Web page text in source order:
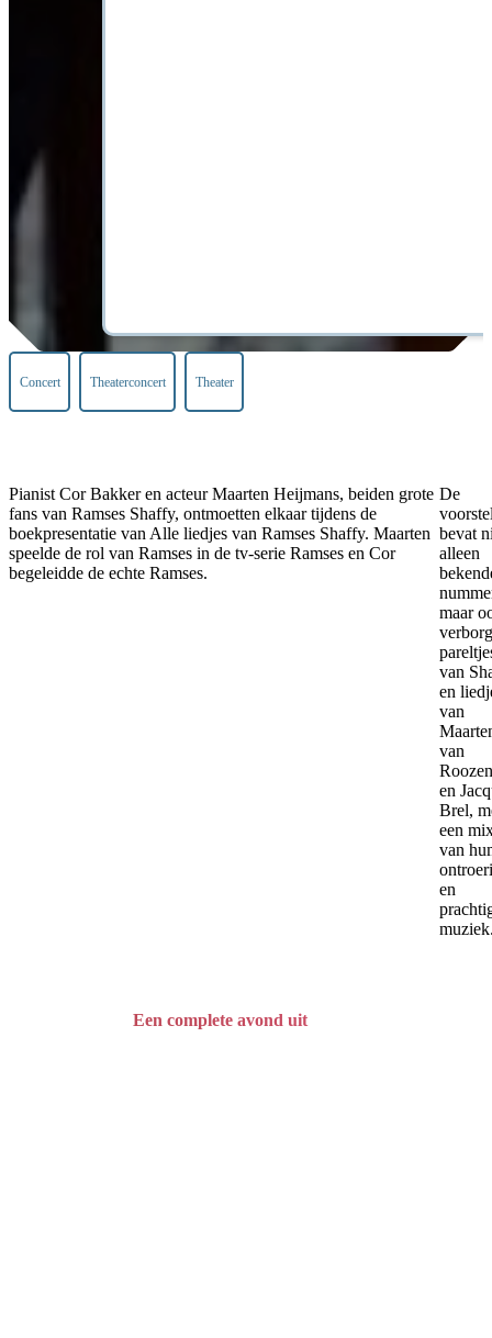
Concert Theaterconcert Theater
Pianist Cor Bakker en acteur Maarten Heijmans, beiden grote
fans van Ramses Shaffy, ontmoetten elkaar tijdens de
boekpresentatie van Alle liedjes van Ramses Shaffy. Maarten
speelde de rol van Ramses in de tv-serie Ramses en Cor
begeleidde de echte Ramses.
De
bevat
alleen
maar
van
en
van
van
en
Brel,
een
van
en
Een complete avond uit